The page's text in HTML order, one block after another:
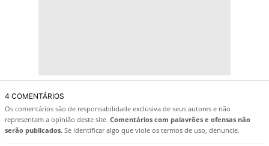
4 COMENTÁRIOS
Os comentários são de responsabilidade exclusiva de seus autores e não
representam a opinião deste site. Comentários com palavrões e ofensas não
serão publicados. Se identificar algo que viole os termos de uso, denuncie.